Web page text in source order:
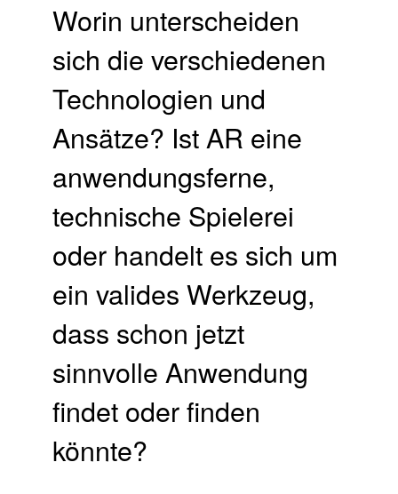
Worin unterscheiden
sich die verschiedenen
Technologien und
Ansätze? Ist AR eine
anwendungsferne,
technische Spielerei
oder handelt es sich um
ein valides Werkzeug,
dass schon jetzt
sinnvolle Anwendung
findet oder finden
könnte?